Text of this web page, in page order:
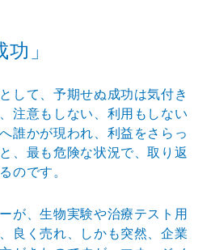
」
して、予期せぬ成功は気付き
注意もしない、利用もしない
誰かが現われ、利益をさらっ
、最も危険な状況で、取り返
のです。
が、生物実験や治療テスト用
良く売れ、しかも突然、企業